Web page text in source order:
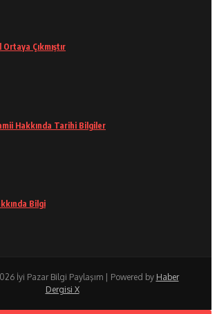
Ortaya Çıkmıştır
Hakkında Tarihi Bilgiler
Bilgi
İyi Pazar Bilgi Paylaşım | Powered by Haber
Dergisi X